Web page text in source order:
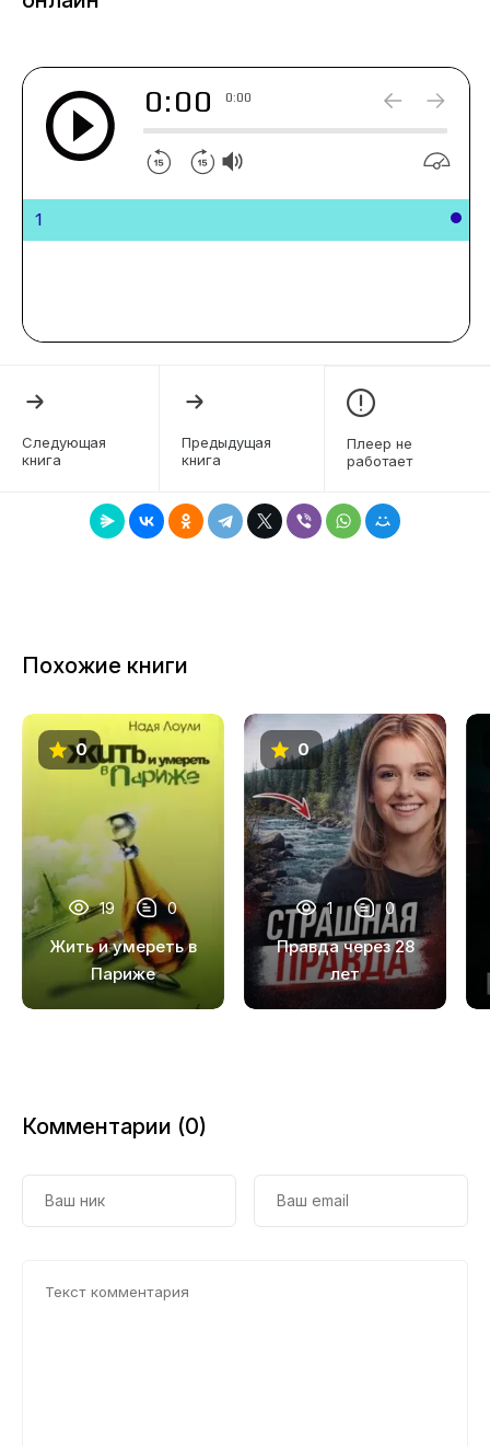
0:00 0:00
1
Следующая
книга
Предыдущая
книга
Плеер не
работает
Похожие книги
0
19 0
Жить и умереть в
Париже
0
1 0
Правда через 28
лет
Комментарии (0)